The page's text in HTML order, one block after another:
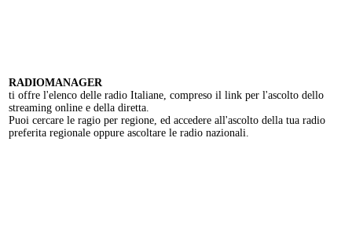
RADIOMANAGER
ti offre l'elenco delle radio Italiane, compreso il link per l'ascolto dello
streaming online e della diretta.
Puoi cercare le ragio per regione, ed accedere all'ascolto della tua radio
preferita regionale oppure ascoltare le radio nazionali.